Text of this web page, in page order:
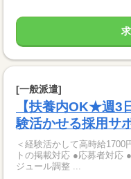
[一般派遣]
【扶養内OK★週3
験活かせる採用サ
＜経験活かして高時給1700円★
トの掲載対応 ●応募者対応
ジュール調整 ...